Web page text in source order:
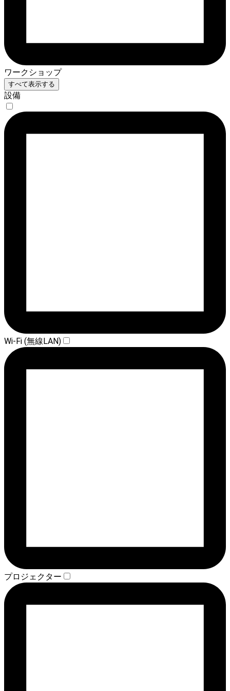
ワークショップ
すべて表示する
設備
Wi-Fi (無線LAN)
プロジェクター